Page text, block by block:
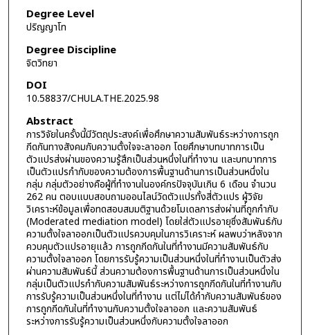
Degree Level
ปริญญาโท
Degree Discipline
จิตวิทยา
DOI
10.58837/CHULA.THE.2025.98
Abstract
การวิจัยในครั้งนี้มีวัตถุประสงค์เพื่อศึกษาความสัมพันธ์ระหว่างการถูก
กีดกันทางสังคมกับความตั้งใจจะลาออก โดยศึกษาบทบาทการเป็น
ตัวแปรส่งผ่านของความรู้สึกเป็นส่วนหนึ่งในที่ทำงาน และบทบาทการ
เป็นตัวแปรกำกับของความต้องการพื้นฐานด้านการเป็นส่วนหนึ่งใน
กลุ่ม กลุ่มตัวอย่างคือผู้ที่ทำงานในองค์กรปัจจุบันเกิน 6 เดือน จำนวน
262 คน ตอบแบบสอบถามออนไลน์วัดตัวแปรทั้งสี่ตัวแปร ผู้วิจัย
วิเคราะห์ข้อมูลเพื่อทดสอบสมมติฐานด้วยโมเดลการส่งผ่านที่ถูกกำกับ
(Moderated mediation model) โดยใส่ตัวแปรอายุซึ่งสัมพันธ์กับ
ความตั้งใจลาออกเป็นตัวแปรควบคุมในการวิเคราะห์ ผลพบว่าหลังจาก
ควบคุมตัวแปรอายุแล้ว การถูกกีดกันในที่ทำงานมีความสัมพันธ์กับ
ความตั้งใจลาออก โดยการรับรู้ความเป็นส่วนหนึ่งในที่ทำงานเป็นตัวส่ง
ผ่านความสัมพันธ์นี้ ส่วนความต้องการพื้นฐานด้านการเป็นส่วนหนึ่งใน
กลุ่มเป็นตัวแปรกำกับความสัมพันธ์ระหว่างการถูกกีดกันในที่ทำงานกับ
การรับรู้ความเป็นส่วนหนึ่งในที่ทำงาน แต่ไม่ได้กำกับความสัมพันธ์ของ
การถูกกีดกันในที่ทำงานกับความตั้งใจลาออก และความสัมพันธ์
ระหว่างการรับรู้ความเป็นส่วนหนึ่งกับความตั้งใจลาออก